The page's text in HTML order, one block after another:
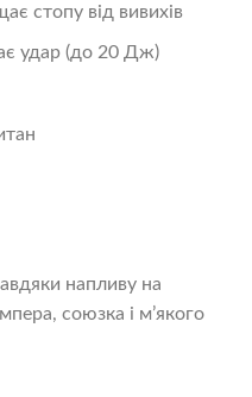
стопу від вивихів
удар (до 20 Дж)
напливу на
союзка і м’якого